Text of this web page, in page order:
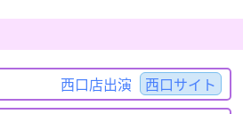
西口店出演 西口サイト